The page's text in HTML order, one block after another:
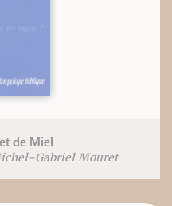
de Miel
Gabriel Mouret